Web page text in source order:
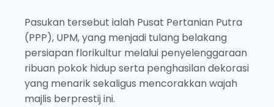
Pasukan tersebut ialah Pusat Pertanian Putra
(PPP), UPM, yang menjadi tulang belakang
persiapan florikultur melalui penyelenggaraan
ribuan pokok hidup serta penghasilan dekorasi
yang menarik sekaligus mencorakkan wajah
majlis berprestij ini.